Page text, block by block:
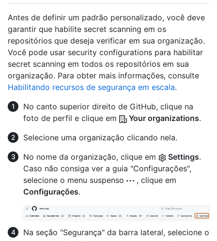
Antes de definir um padrão personalizado, você deve
garantir que habilite secret scanning em os
repositórios que deseja verificar em sua organização.
Você pode usar security configurations para habilitar
secret scanning em todos os repositórios em sua
organização. Para obter mais informações, consulte
Habilitando recursos de segurança em escala.
No canto superior direito de GitHub, clique na
foto de perfil e clique em
Your organizations.
Selecione uma organização clicando nela.
No nome da organização, clique em
Settings.
Caso não consiga ver a guia "Configurações",
selecione o menu suspenso
, clique em
Configurações.
Na seção "Segurança" da barra lateral, selecione o